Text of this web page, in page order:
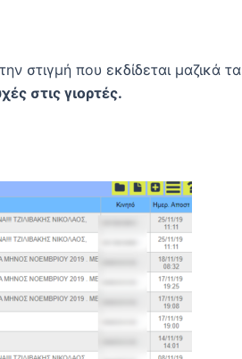
στιγμή που εκδίδεται μαζικά τα
στις γιορτές.